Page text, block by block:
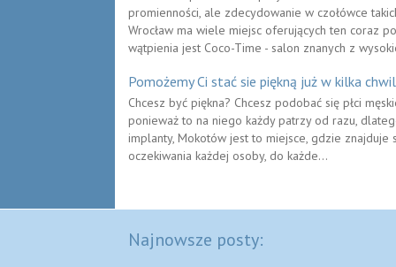
promienności, ale zdecydowanie w czołówce
Wrocław ma wiele miejsc oferujących ten coraz
wątpienia jest Coco-Time - salon znanych z
Pomożemy Ci stać sie piękną już w kilka chwil
Chcesz być piękna? Chcesz podobać się płci
ponieważ to na niego każdy patrzy od razu,
implanty, Mokotów jest to miejsce, gdzie znajduje
oczekiwania każdej osoby, do każde...
Najnowsze posty: